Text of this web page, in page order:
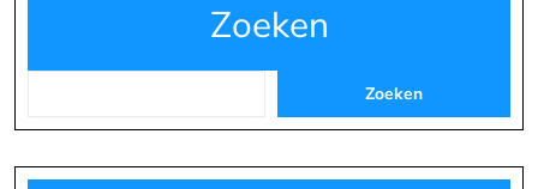
Zoeken
Zoeken